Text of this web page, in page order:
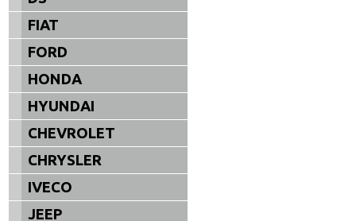
FIAT
FORD
HONDA
HYUNDAI
CHEVROLET
CHRYSLER
IVECO
JEEP